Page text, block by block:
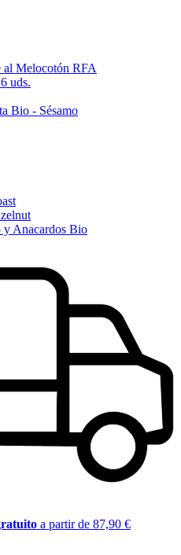
al Melocotón RFA
uds.
Bio - Sésamo
y Anacardos Bio
a partir de 87,90 €